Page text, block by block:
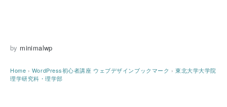
by minimalwp
Home › WordPress初心者講座 ウェブデザインブックマーク › 東北大学大学院
理学研究科・理学部